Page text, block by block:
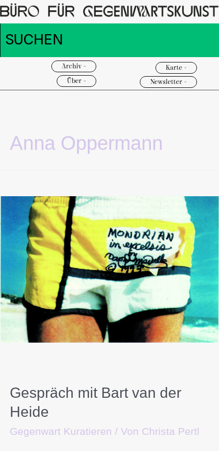
Archiv >
Über >
Karte >
Newsletter >
Anna Oppermann
Gespräch mit Bart van der
Heide
Gegenwart Kuratieren / Von Christa Pertl